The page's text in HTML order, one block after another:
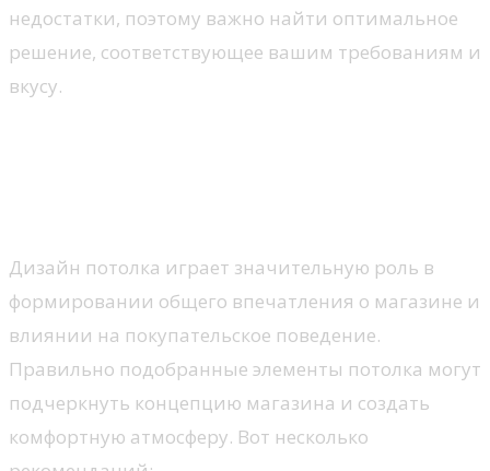
недостатки, поэтому важно найти оптимальное
решение, соответствующее вашим требованиям и
вкусу.
Дизайн потолка играет значительную роль в
формировании общего впечатления о магазине и
влиянии на покупательское поведение.
Правильно подобранные элементы потолка могут
подчеркнуть концепцию магазина и создать
комфортную атмосферу. Вот несколько